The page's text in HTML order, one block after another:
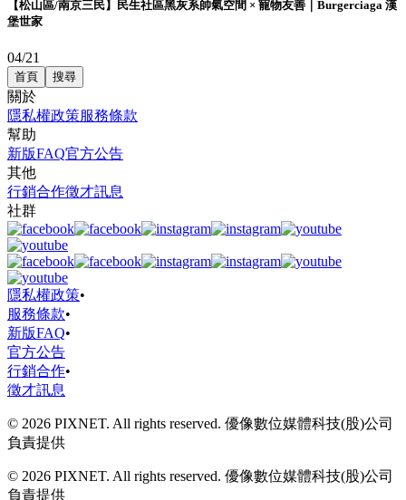
【松山區/南京三民】民生社區黑灰系帥氣空間 × 寵物友善｜Burgerciaga 漢
堡世家
04/21
首頁 搜尋
關於
隱私權政策服務條款
幫助
新版FAQ官方公告
其他
行銷合作徵才訊息
社群
隱私權政策•
服務條款•
新版FAQ•
官方公告
行銷合作•
徵才訊息
© 2026 PIXNET. All rights reserved. 優像數位媒體科技(股)公司
負責提供
© 2026 PIXNET. All rights reserved. 優像數位媒體科技(股)公司
負責提供